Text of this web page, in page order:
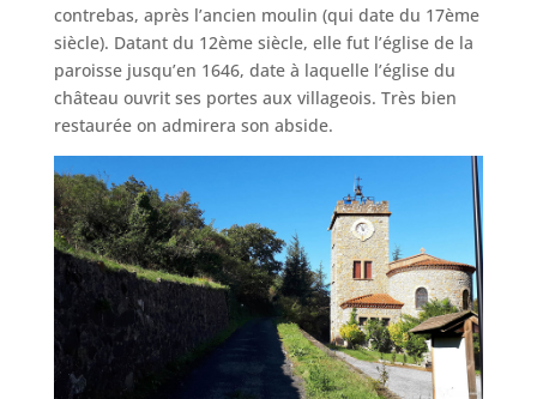
contrebas, après l’ancien moulin (qui date du 17ème
siècle). Datant du 12ème siècle, elle fut l’église de la
paroisse jusqu’en 1646, date à laquelle l’église du
château ouvrit ses portes aux villageois. Très bien
restaurée on admirera son abside.